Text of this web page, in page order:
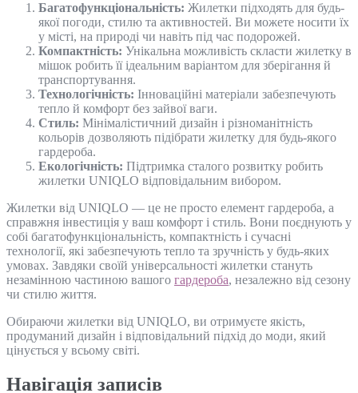
Багатофункціональність: Жилетки підходять для будь-
якої погоди, стилю та активностей. Ви можете носити їх
у місті, на природі чи навіть під час подорожей.
Компактність: Унікальна можливість скласти жилетку в
мішок робить її ідеальним варіантом для зберігання й
транспортування.
Технологічність: Інноваційні матеріали забезпечують
тепло й комфорт без зайвої ваги.
Стиль: Мінімалістичний дизайн і різноманітність
кольорів дозволяють підібрати жилетку для будь-якого
гардероба.
Екологічність: Підтримка сталого розвитку робить
жилетки UNIQLO відповідальним вибором.
Жилетки від UNIQLO — це не просто елемент гардероба, а
справжня інвестиція у ваш комфорт і стиль. Вони поєднують у
собі багатофункціональність, компактність і сучасні
технології, які забезпечують тепло та зручність у будь-яких
умовах. Завдяки своїй універсальності жилетки стануть
незамінною частиною вашого гардероба, незалежно від сезону
чи стилю життя.
Обираючи жилетки від UNIQLO, ви отримуєте якість,
продуманий дизайн і відповідальний підхід до моди, який
цінується у всьому світі.
Навігація записів